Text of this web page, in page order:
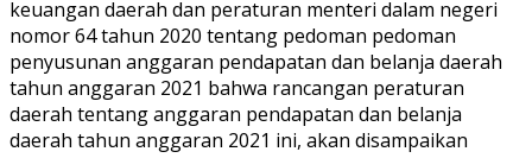
keuangan daerah dan peraturan menteri dalam negeri
nomor 64 tahun 2020 tentang pedoman pedoman
penyusunan anggaran pendapatan dan belanja daerah
tahun anggaran 2021 bahwa rancangan peraturan
daerah tentang anggaran pendapatan dan belanja
daerah tahun anggaran 2021 ini, akan disampaikan